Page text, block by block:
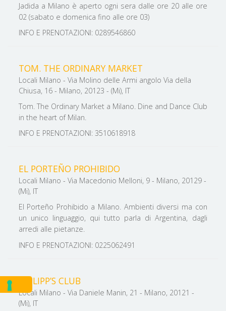
Jadida a Milano è aperto ogni sera dalle ore 20 alle ore
02 (sabato e domenica fino alle ore 03)
INFO E PRENOTAZIONI: 0289546860
TOM. THE ORDINARY MARKET
Locali Milano - Via Molino delle Armi angolo Via della
Chiusa, 16 - Milano, 20123 - (Mi), IT
Tom. The Ordinary Market a Milano. Dine and Dance Club
in the heart of Milan.
INFO E PRENOTAZIONI: 3510618918
EL PORTEÑO PROHIBIDO
Locali Milano - Via Macedonio Melloni, 9 - Milano, 20129 -
(Mi), IT
El Porteño Prohibido a Milano. Ambienti diversi ma con
un unico linguaggio, qui tutto parla di Argentina, dagli
arredi alle pietanze.
INFO E PRENOTAZIONI: 0225062491
PHILIPP’S CLUB
Locali Milano - Via Daniele Manin, 21 - Milano, 20121 -
(Mi), IT